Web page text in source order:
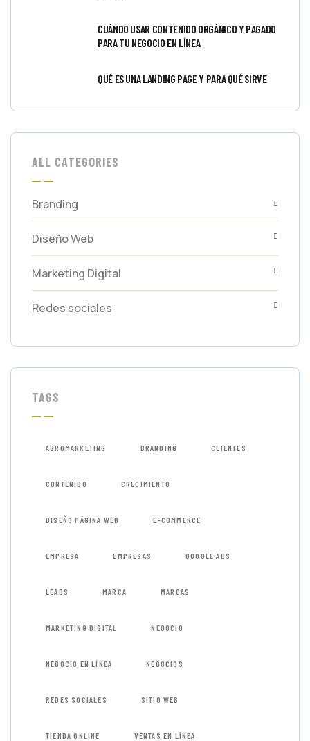
CUÁNDO USAR CONTENIDO ORGÁNICO Y PAGADO
PARA TU NEGOCIO EN LÍNEA
QUÉ ES UNA LANDING PAGE Y PARA QUÉ SIRVE
ALL CATEGORIES
Branding
Diseño Web
Marketing Digital
Redes sociales
TAGS
AGROMARKETING BRANDING CLIENTES
CONTENIDO CRECIMIENTO
DISEÑO PÁGINA WEB E-COMMERCE
EMPRESA EMPRESAS GOOGLE ADS
LEADS MARCA MARCAS
MARKETING DIGITAL NEGOCIO
NEGOCIO EN LÍNEA NEGOCIOS
REDES SOCIALES SITIO WEB
TIENDA ONLINE VENTAS EN LÍNEA